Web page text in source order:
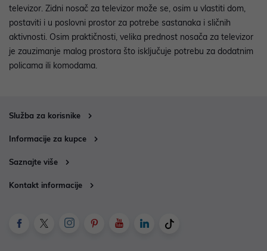
televizor. Zidni nosač za televizor može se, osim u vlastiti dom,
postaviti i u poslovni prostor za potrebe sastanaka i sličnih
aktivnosti. Osim praktičnosti, velika prednost nosača za televizor
je zauzimanje malog prostora što isključuje potrebu za dodatnim
policama ili komodama.
Služba za korisnike
Informacije za kupce
Saznajte više
Kontakt informacije